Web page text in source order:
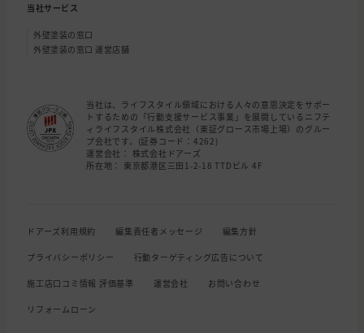
当社サービス
外壁塗装の窓口
外壁塗装の窓口 運営店舗
当社は、ライフスタイル領域における人々の意思決定をサポー
トするための「行動支援サービス事業」を展開しているニフテ
ィライフスタイル株式会社（東証グロース市場上場）のグルー
プ会社です。(証券コード：4262)
運営会社： 株式会社ドアーズ
所在地： 東京都港区三田1-2-18 TTDビル 4F
ドアーズ利用規約 編集責任者メッセージ 編集方針
プライバシーポリシー 行動ターゲティング広告について
施工店口コミ情報 評価基準 運営会社 お問い合わせ
リフォームローン